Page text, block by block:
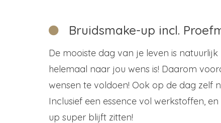
Bruidsmake-up incl.
De mooiste dag van je leven is
helemaal naar jou wens is! Daarom
wensen te voldoen! Ook op de dag zelf
Inclusief een essence vol werkstoffen,
up super blijft zitten!